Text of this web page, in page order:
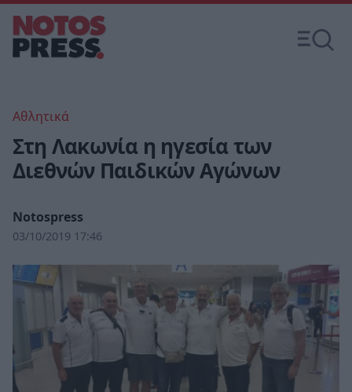
Αθλητικά
Στη Λακωνία η ηγεσία των
Διεθνών Παιδικών Αγώνων
Notospress
03/10/2019 17:46